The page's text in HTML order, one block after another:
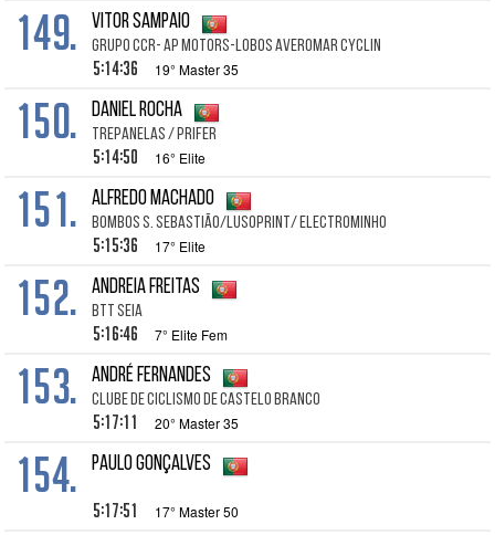
149. Vitor Sampaio
Grupo ccr- Ap motors-Lobos Averomar Cyclin
5:14:36 19° Master 35
150. Daniel Rocha
Trepanelas / Prifer
5:14:50 16° Elite
151. Alfredo Machado
Bombos S. Sebastião/LusoPrint/ ElectroMinho
5:15:36 17° Elite
152. Andreia Freitas
BTT Seia
5:16:46 7° Elite Fem
153. André Fernandes
Clube de Ciclismo de Castelo Branco
5:17:11 20° Master 35
154. Paulo Gonçalves
5:17:51 17° Master 50